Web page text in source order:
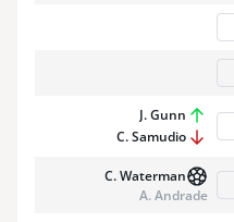
J. Gunn
C. Samudio
A. Andrade
C. Waterman